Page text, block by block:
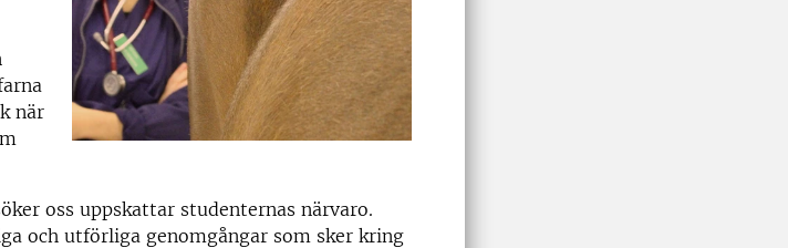
när
oss uppskattar studenternas närvaro.
och utförliga genomgångar som sker kring